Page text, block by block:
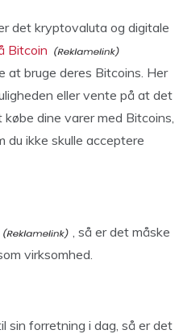
det kryptovaluta og digitale
Bitcoin
at bruge deres Bitcoins. Her
eller vente på at det
dine varer med Bitcoins,
du ikke skulle acceptere
, så er det måske
virksomhed.
sin forretning i dag, så er det